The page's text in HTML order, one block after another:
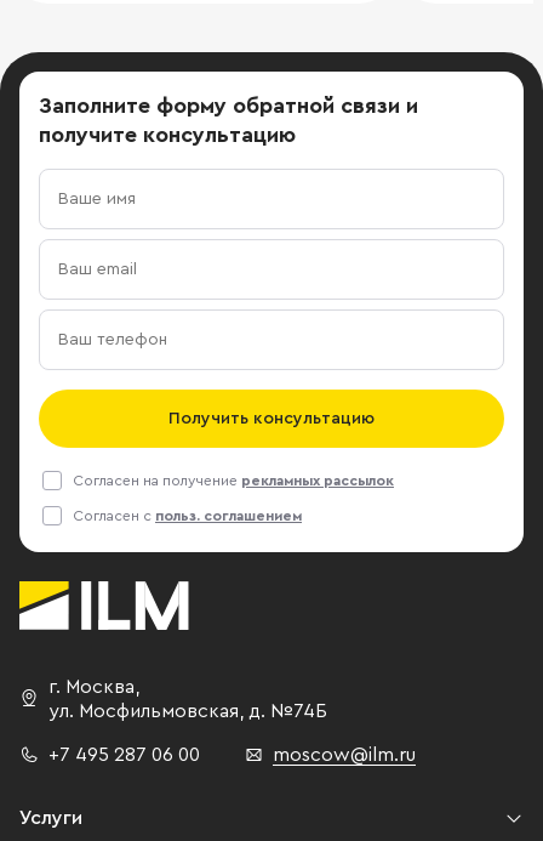
Заполните форму обратной связи и
получите консультацию
Получить консультацию
Согласен на получение рекламных рассылок
Согласен с польз. соглашением
г. Москва,
ул. Мосфильмовская, д. №74Б
+7 495 287 06 00 moscow@ilm.ru
Услуги